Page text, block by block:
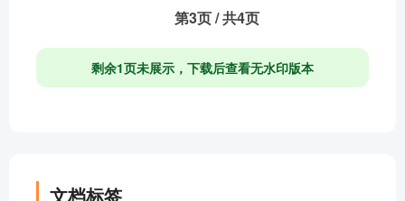
第3页 / 共4页
剩余1页未展示，下载后查看无水印版本
文档标签